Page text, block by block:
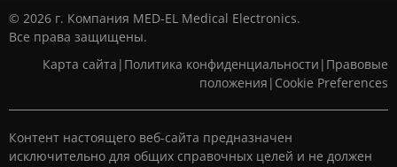
© 2026 г. Компания MED-EL Medical Electronics.
Все права защищены.
Карта сайта | Политика конфиденциальности | Правовые
положения | Cookie Preferences
Контент настоящего веб-сайта предназначен
исключительно для общих справочных целей и не должен